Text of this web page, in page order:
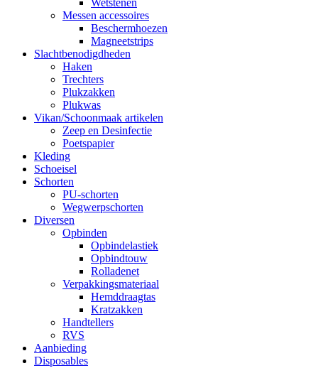
Wetstenen
Messen accessoires
Beschermhoezen
Magneetstrips
Slachtbenodigdheden
Haken
Trechters
Plukzakken
Plukwas
Vikan/Schoonmaak artikelen
Zeep en Desinfectie
Poetspapier
Kleding
Schoeisel
Schorten
PU-schorten
Wegwerpschorten
Diversen
Opbinden
Opbindelastiek
Opbindtouw
Rolladenet
Verpakkingsmateriaal
Hemddraagtas
Kratzakken
Handtellers
RVS
Aanbieding
Disposables